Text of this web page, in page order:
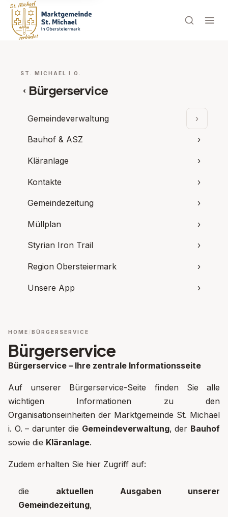
ST. MICHAEL I.O.
‹ Bürgerservice
Gemeindeverwaltung ›
Bauhof & ASZ
›
Kläranlage ›
Kontakte ›
Gemeindezeitung ›
Müllplan ›
Styrian Iron Trail ›
Region Obersteiermark ›
Unsere App ›
HOME BÜRGERSERVICE
Bürgerservice
Bürgerservice – Ihre zentrale Informationsseite
Auf unserer Bürgerservice-Seite finden Sie alle
wichtigen Informationen zu den
Organisationseinheiten der Marktgemeinde St. Michael
i. O. – darunter die Gemeindeverwaltung, der Bauhof
sowie die Kläranlage.
Zudem erhalten Sie hier Zugriff auf:
die aktuellen Ausgaben unserer
Gemeindezeitung,